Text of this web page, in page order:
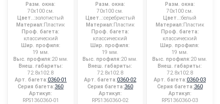
Разм. окна:
70x100 см.
Цвет..:золотистый
Материал:Пластик
Проф. багета:
классический
Шир. профиля:
19 мм.
Выс. профиля:20 мм.
Внеш. габариты:
72.8x102.8
Арт. багета:0360-01
Серия багета:360
Артикул:
RPS1360360-01
Разм. окна:
70x100 см.
Цвет..:серебристый
Материал:Пластик
Проф. багета:
классический
Шир. профиля:
19 мм.
Выс. профиля:20 мм.
Внеш. габариты:
72.8x102.8
Арт. багета:0360-02
Серия багета:360
Артикул:
RPS1360360-02
Разм. окна:
70x100 см.
Цвет..:белый
Материал:Пластик
Проф. багета:
классический
Шир. профиля:
19 мм.
Выс. профиля:20 мм.
Внеш. габариты:
72.8x102.8
Арт. багета:0360-03
Серия багета:360
Артикул:
RPS1360360-03